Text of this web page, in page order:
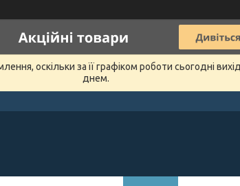
оскільки за її графіком роботи сьогодні
днем.